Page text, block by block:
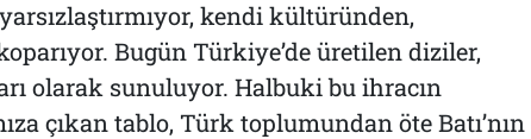
kendi kültüründen,
Bugün Türkiye’de üretilen diziler,
olarak sunuluyor. Halbuki bu ihracın
çıkan tablo, Türk toplumundan öte Batı’nın